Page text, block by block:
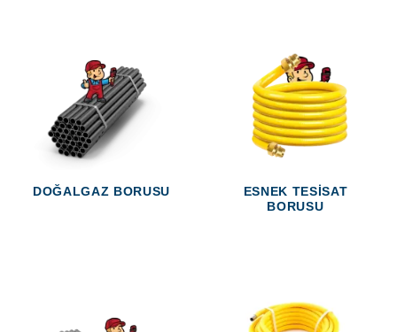
DOĞALGAZ BORUSU
ESNEK TESISAT
BORUSU